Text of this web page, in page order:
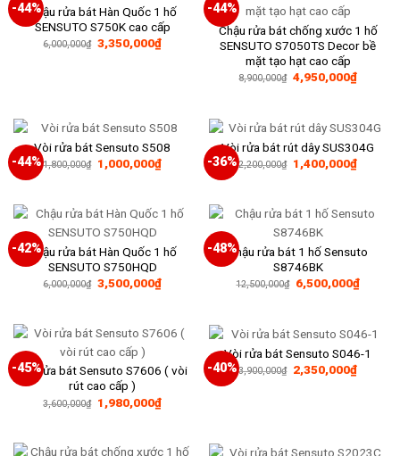
-44%Chậu rửa bát Hàn Quốc 1 hố
SENSUTO S750K cao cấp
6,000,000₫ Giá
gốc
3,350,000₫Giá
hiện
-44%
Chậu rửa bát chống xước 1 hố
SENSUTO S7050TS Decor bề
mặt tạo hạt cao cấp
8,900,000₫ Giá
gốc
4,950,000₫Giá
hiện
-44%
Vòi rửa bát Sensuto S508
1,800,000₫ Giá
gốc
1,000,000₫Giá
hiện
1,000,000₫.
-36%
Vòi rửa bát rút dây SUS304G
2,200,000₫ Giá
gốc
1,400,000₫Giá
hiện
-42%Chậu rửa bát Hàn Quốc 1 hố
SENSUTO S750HQD
6,000,000₫ Giá
gốc
3,500,000₫Giá
hiện
3,500,000₫.
-48%Chậu rửa bát 1 hố Sensuto
S8746BK
12,500,000₫ Giá
gốc
6,500,000₫Giá
hiện
-45%
Vòi rửa bát Sensuto S7606 ( vòi
rút cao cấp )
3,600,000₫ Giá
gốc
1,980,000₫Giá
hiện
1,980,000₫.
-40%
Vòi rửa bát Sensuto S046-1
3,900,000₫ Giá
gốc
2,350,000₫Giá
hiện